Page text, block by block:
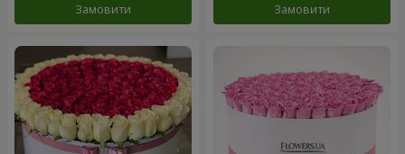
Замовити Замовити